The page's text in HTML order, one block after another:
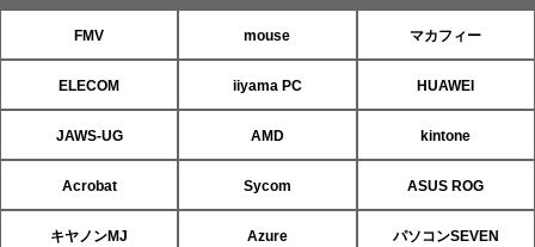
FMV mouse マカフィー
ELECOM iiyama PC HUAWEI
JAWS-UG AMD kintone
Acrobat Sycom ASUS ROG
キヤノンMJ Azure パソコンSEVEN